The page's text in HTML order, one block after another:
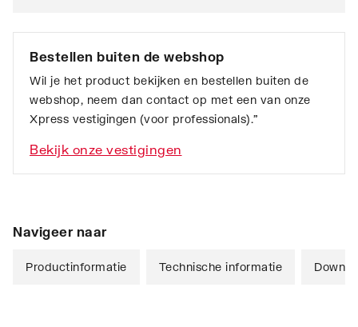
Bestellen buiten de webshop
Wil je het product bekijken en bestellen buiten de
webshop, neem dan contact op met een van onze
Xpress vestigingen (voor professionals).”
Bekijk onze vestigingen
Navigeer naar
Productinformatie Technische informatie